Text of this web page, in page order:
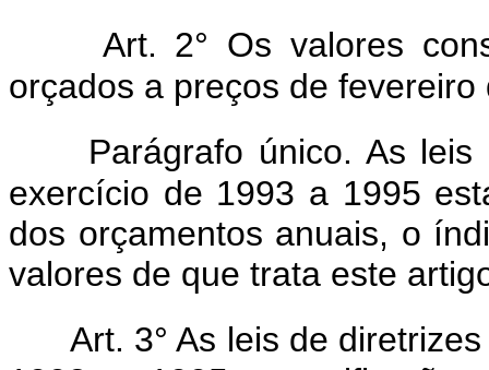
Art. 2° Os valores
orçados a preços de fevereiro
Parágrafo único. As
exercício de 1993 a 1995
dos orçamentos anuais, o
valores de que trata este
Art. 3° As leis de